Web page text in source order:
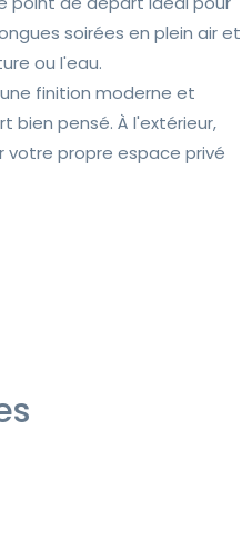
soirées en plein air et
ou l'eau.
finition moderne et
bien pensé. À l'extérieur,
votre propre espace privé